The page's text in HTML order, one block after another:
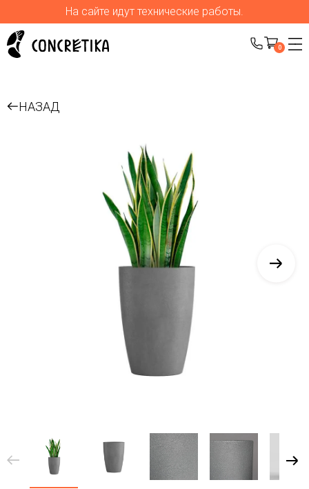
На сайте идут технические работы.
0
НАЗАД